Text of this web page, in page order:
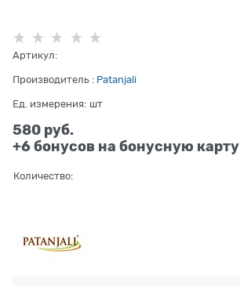
Артикул:
Производитель : Patanjali
Ед. измерения: шт
580 руб.
+6 бонусов на бонусную карту
Количество: